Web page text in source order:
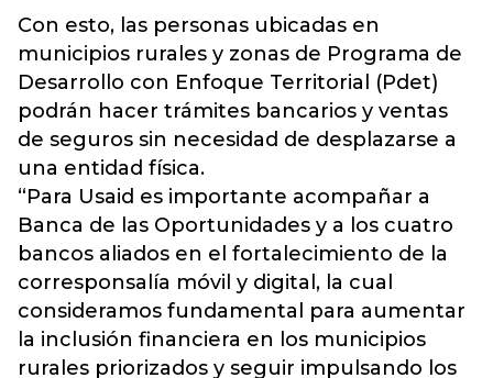
Con esto, las personas ubicadas en
municipios rurales y zonas de Programa de
Desarrollo con Enfoque Territorial (Pdet)
podrán hacer trámites bancarios y ventas
de seguros sin necesidad de desplazarse a
una entidad física.
“Para Usaid es importante acompañar a
Banca de las Oportunidades y a los cuatro
bancos aliados en el fortalecimiento de la
corresponsalía móvil y digital, la cual
consideramos fundamental para aumentar
la inclusión financiera en los municipios
rurales priorizados y seguir impulsando los